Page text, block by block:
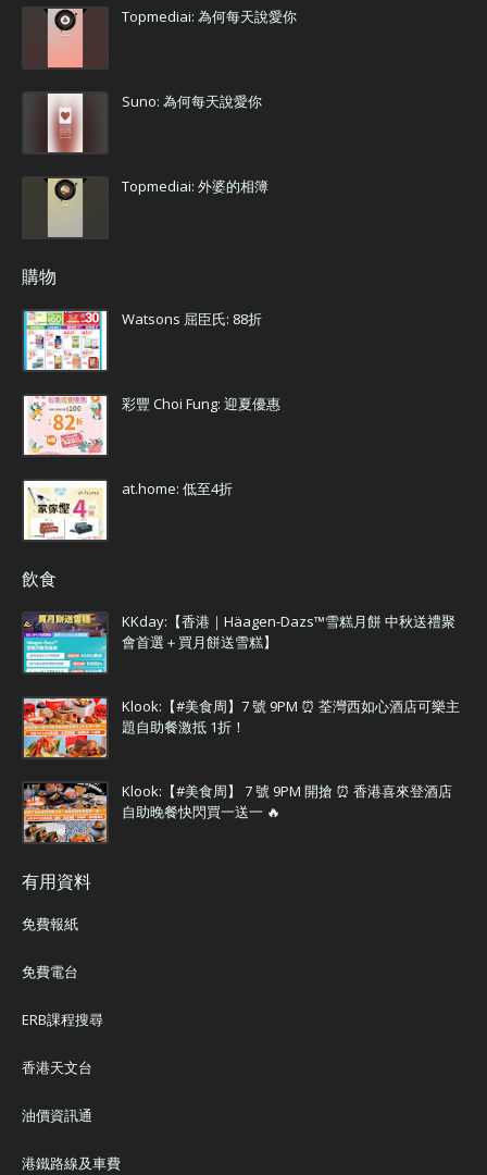
Topmediai: 為何每天說愛你
Suno: 為何每天說愛你
Topmediai: 外婆的相簿
購物
Watsons 屈臣氏: 88折
彩豐 Choi Fung: 迎夏優惠
at.home: 低至4折
飲食
KKday:【香港｜Häagen-Dazs™雪糕月餅 中秋送禮聚
會首選＋買月餅送雪糕】
Klook:【#美食周】7 號 9PM ⏰ 荃灣西如心酒店可樂主
題自助餐激抵 1折！
Klook:【#美食周】 7 號 9PM 開搶 ⏰ 香港喜來登酒店
自助晚餐快閃買一送一 🔥
有用資料
免費報紙
免費電台
ERB課程搜尋
香港天文台
油價資訊通
港鐵路線及車費